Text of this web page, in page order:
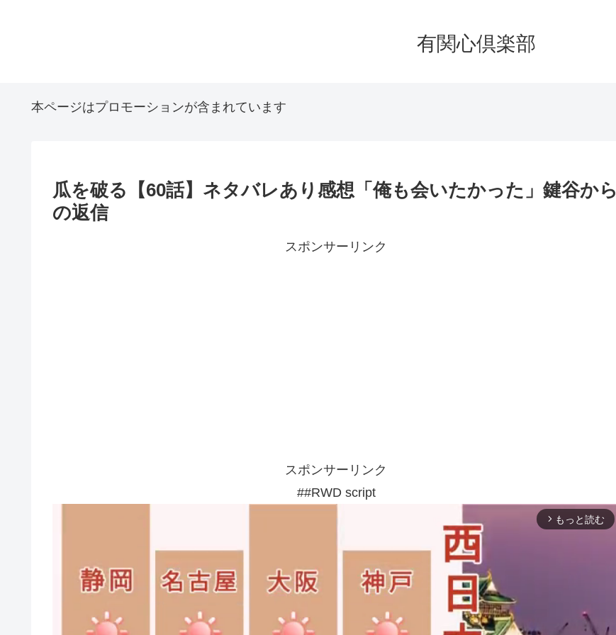
有関心倶楽部
本ページはプロモーションが含まれています
瓜を破る【60話】ネタバレあり感想「俺も会いたかった」鍵谷から
の返信
スポンサーリンク
スポンサーリンク
##RWD script
arrow_forward_ios もっと読む